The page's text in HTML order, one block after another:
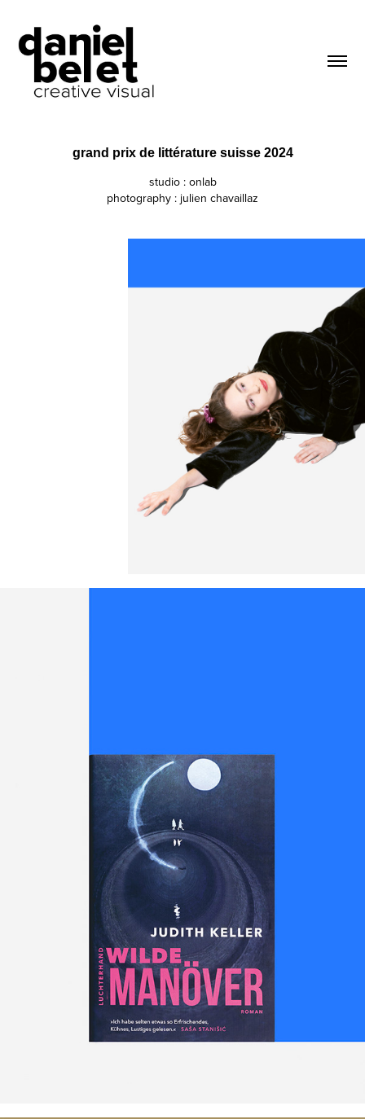
grand prix de littérature suisse 2024
studio : onlab
photography : julien chavaillaz